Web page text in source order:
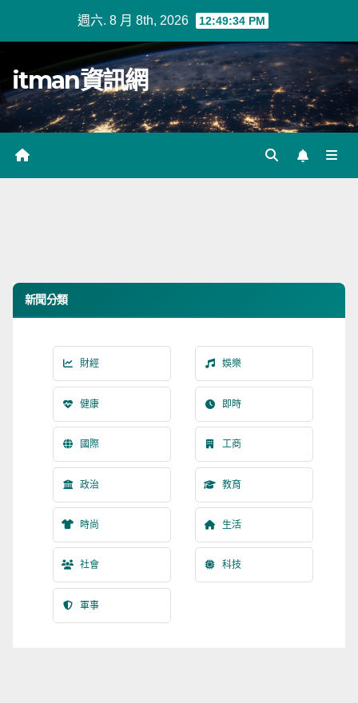
週六. 8 月 8th, 2026 12:49:34 PM
itman資訊網
新聞分類
財經 娛樂
健康 即時
國際 工商
政治 教育
時尚 生活
社會 科技
軍事